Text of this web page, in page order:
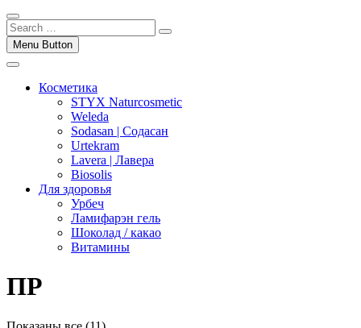
Menu Button
Косметика
STYX Naturcosmetic
Weleda
Sodasan | Содасан
Urtekram
Lavera | Лавера
Biosolis
Для здоровья
Урбеч
Ламифарэн гель
Шоколад / какао
Витамины
ПР